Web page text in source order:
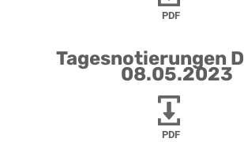
PDF
Tagesnotierungen
08.05.2023
PDF